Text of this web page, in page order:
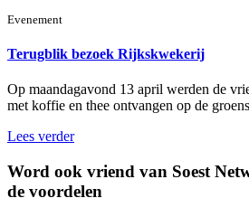
Evenement
Terugblik bezoek Rijkskwekerij
Op maandagavond 13 april werden de
met koffie en thee ontvangen op de
Lees verder
Word ook vriend van Soest
de voordelen